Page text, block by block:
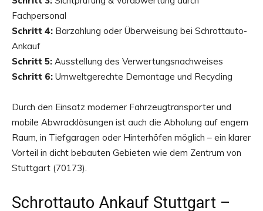
Fachpersonal
Schritt 4: Barzahlung oder Überweisung bei Schrottauto-
Ankauf
Schritt 5: Ausstellung des Verwertungsnachweises
Schritt 6: Umweltgerechte Demontage und Recycling
Durch den Einsatz moderner Fahrzeugtransporter und
mobile Abwracklösungen ist auch die Abholung auf engem
Raum, in Tiefgaragen oder Hinterhöfen möglich – ein klarer
Vorteil in dicht bebauten Gebieten wie dem Zentrum von
Stuttgart (70173).
Schrottauto Ankauf Stuttgart –